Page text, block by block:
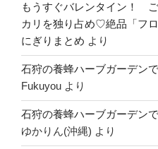
もうすぐバレンタイン！
カリを独り占め♡絶品「フ
にぎりまとめ より
石狩の養蜂ハーブガーデン
Fukuyou より
石狩の養蜂ハーブガーデン
ゆかりん(沖縄) より